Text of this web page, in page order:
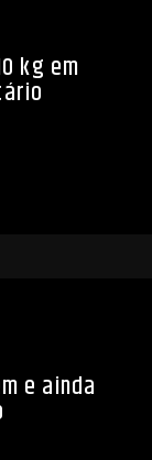
kg em
e ainda